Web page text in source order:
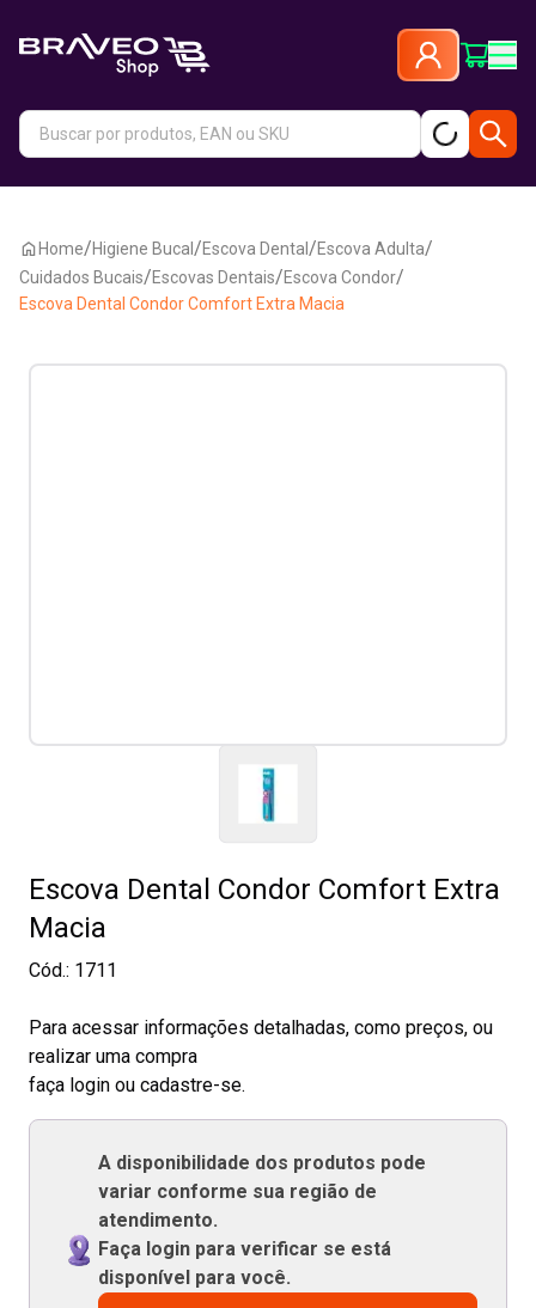
Home/Higiene Bucal /Escova Dental /Escova Adulta/
Cuidados Bucais/Escovas Dentais/Escova Condor/
Escova Dental Condor Comfort Extra Macia
Escova Dental Condor Comfort Extra
Macia
Cód.: 1711
Para acessar informações detalhadas, como preços, ou
realizar uma compra
faça login ou cadastre-se.
A disponibilidade dos produtos pode
variar conforme sua região de
atendimento.
Faça login para verificar se está
disponível para você.